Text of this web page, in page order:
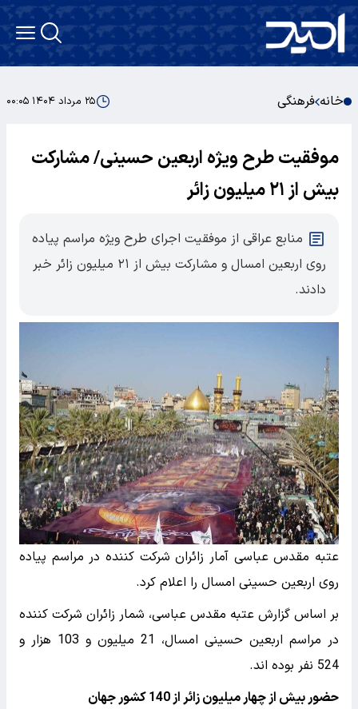
خانه فرهنگی ۲۵ مرداد ۱۴۰۴ ۰۰:۰۵
موفقیت طرح ویژه اربعین حسینی/ مشارکت
بیش از ۲۱ میلیون زائر
منابع عراقی از موفقیت اجرای طرح ویژه مراسم پیاده
روی اربعین امسال و مشارکت بیش از ۲۱ میلیون زائر خبر
دادند.
عتبه مقدس عباسی آمار زائران شرکت کننده در مراسم پیاده
روی اربعین حسینی امسال را اعلام کرد.
بر اساس گزارش عتبه مقدس عباسی، شمار زائران شرکت کننده
در مراسم اربعین حسینی امسال، 21 میلیون و 103 هزار و
524 نفر بوده اند.
حضور بیش از چهار میلیون زائر از 140 کشور جهان